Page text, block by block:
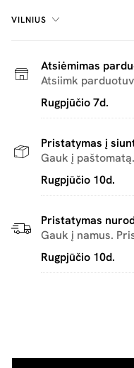
VILNIUS
Atsiėmimas
Atsiimk
Rugpjūčio 7d.
Pristatymas į
Gauk į
Rugpjūčio 10d.
Pristatymas
Gauk į namus.
Rugpjūčio 10d.